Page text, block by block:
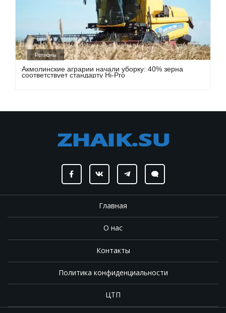
Регионы
Акмолинские аграрии начали уборку: 40% зерна
соответствует стандарту Hi-Pro
Главная
О нас
Контакты
Политика конфиденциальности
ЦТП